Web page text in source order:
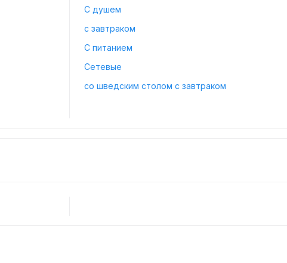
С душем
с завтраком
С питанием
Сетевые
со шведским столом с завтраком